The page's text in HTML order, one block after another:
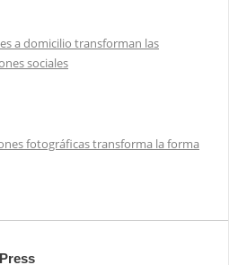
a domicilio transforman las
sociales
fotográficas transforma la forma